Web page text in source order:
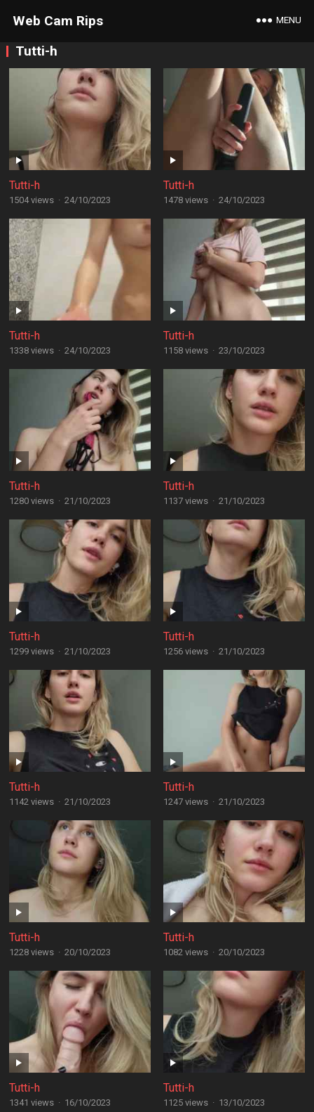
Web Cam Rips MENU
Tutti-h
Tutti-h
1504 views · 24/10/2023
Tutti-h
1478 views · 24/10/2023
Tutti-h
1338 views · 24/10/2023
Tutti-h
1158 views · 23/10/2023
Tutti-h
1280 views · 21/10/2023
Tutti-h
1137 views · 21/10/2023
Tutti-h
1299 views · 21/10/2023
Tutti-h
1256 views · 21/10/2023
Tutti-h
1142 views · 21/10/2023
Tutti-h
1247 views · 21/10/2023
Tutti-h
1228 views · 20/10/2023
Tutti-h
1082 views · 20/10/2023
Tutti-h
1341 views · 16/10/2023
Tutti-h
1125 views · 13/10/2023